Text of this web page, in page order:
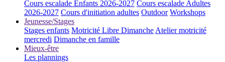
Cours escalade Enfants 2026-2027 Cours escalade Adultes
2026-2027 Cours d'initiation adultes Outdoor Workshops
Jeunesse/Stages
Stages enfants Motricité Libre Dimanche Atelier motricité
mercredi Dimanche en famille
Mieux-être
Les plannings